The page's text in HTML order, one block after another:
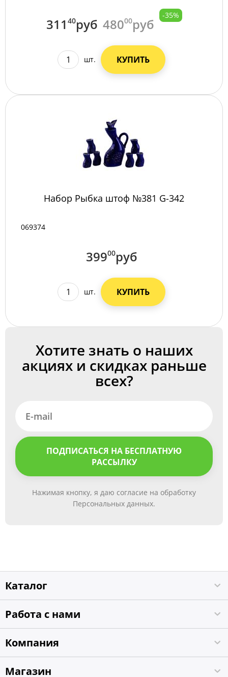
311 40руб 48000руб
-35%
шт. КУПИТЬ
Набор Рыбка штоф №381 G-342
069374
39900руб
шт. КУПИТЬ
Хотите знать о наших
акциях и скидках раньше
всех?
ПОДПИСАТЬСЯ НА БЕСПЛАТНУЮ
РАССЫЛКУ
Нажимая кнопку, я даю согласие на обработку
Персональных данных.
Каталог
Работа с нами
Компания
Магазин